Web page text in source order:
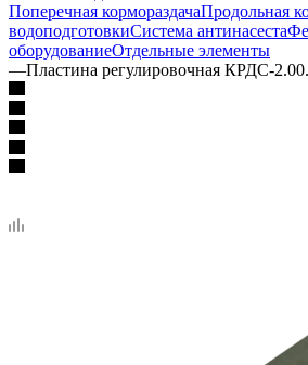
Поперечная кормораздачаПродольная
водоподготовкиСистема антинасеста
оборудованиеОтдельные элементы
—Пластина регулировочная КРДС-